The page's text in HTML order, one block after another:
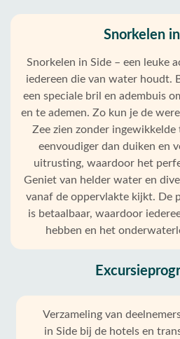
Snorkelen
Snorkelen in Side – een leuke
iedereen die van water houdt.
een speciale bril en adembuis
en te ademen. Zo kun je de
Zee zien zonder
eenvoudiger dan duiken en
uitrusting, waardoor het
Geniet van helder water en
vanaf de oppervlakte kijkt. De
is betaalbaar, waardoor
hebben en het
Verzameling van
in Side bij de hotels en